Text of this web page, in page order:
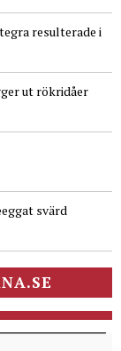
resulterade i
ut rökridåer
svärd